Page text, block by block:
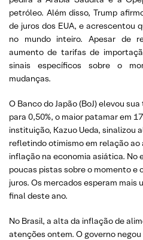
petróleo. Além disso, Trump
de juros dos EUA, e acrescentou
no mundo inteiro. Apesar de
aumento de tarifas de
sinais específicos sobre o
mudanças.
O Banco do Japão (BoJ) elevou
para 0,50%, o maior patamar em
instituição, Kazuo Ueda, sinalizou
refletindo otimismo em relação ao
inflação na economia asiática.
poucas pistas sobre o momento e
juros. Os mercados esperam mais
final deste ano.
No Brasil, a alta da inflação de
atenções ontem. O governo